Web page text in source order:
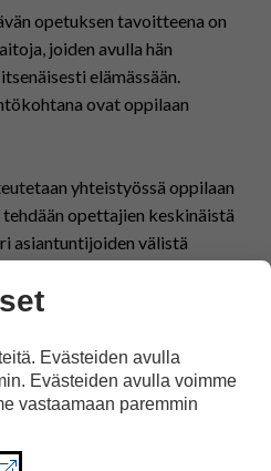
opetuksen tavoitteena on
joiden avulla hän
elämässään.
ovat oppilaan
yhteistyössä oppilaan
tehdään opettajien keskinäistä
asiantuntijoiden välistä
Evästeiden avulla
Evästeiden avulla voimme
vastaamaan paremmin